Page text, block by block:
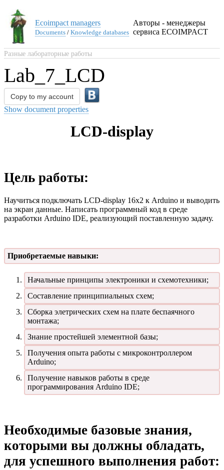
Ecoimpact managers
Documents / Knowledge databases
Авторы - менеджеры
сервиса ECOIMPACT
Разные лабораторные работы
Lab_7_LCD
Copy to my account
Show document properties
LCD-display
Цель работы:
Научиться подключать LCD-display 16x2 к Arduino и выводить
на экран данные. Написать программный код в среде
разработки Arduino IDE, реализующий поставленную задачу.
Приобретаемые навыки:
Начальные принципы электроники и схемотехники;
Составление принципиальных схем;
Сборка элетрических схем на плате беспаячного
монтажа;
Знание простейшей элементной базы;
Получения опыта работы с микроконтроллером
Arduino;
Получение навыков работы в среде
программирования Arduino IDE;
Необходимые базовые знания,
которыми вы должны обладать,
для успешного выполнения работ: